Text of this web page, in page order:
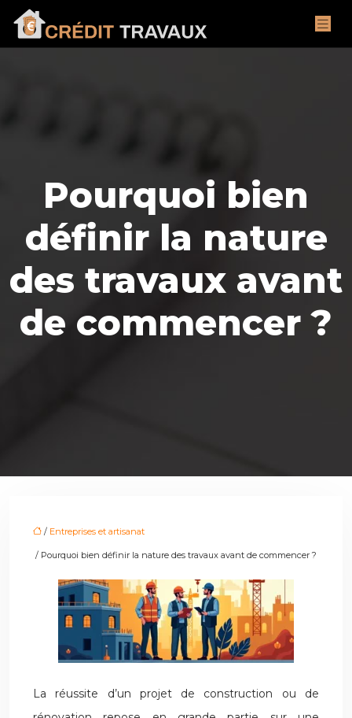
Pourquoi bien
définir la nature
des travaux avant
de commencer ?
/ Entreprises et artisanat
/ Pourquoi bien définir la nature des travaux avant de commencer ?
La réussite d’un projet de construction ou de